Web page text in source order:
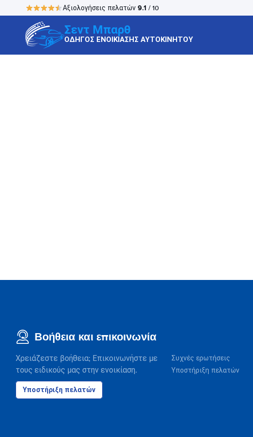
Αξιολογήσεις πελατών 9.1 / 10
Σεντ Μπαρθ
ΟΔΗΓΟΣ ΕΝΟΙΚΙΑΣΗΣ ΑΥΤΟΚΙΝΗΤΟΥ
Βοήθεια και επικοινωνία
Χρειάζεστε βοήθεια; Επικοινωνήστε με
τους ειδικούς μας στην ενοικίαση.
Υποστήριξη πελατών
Συχνές ερωτήσεις
Υποστήριξη πελατών